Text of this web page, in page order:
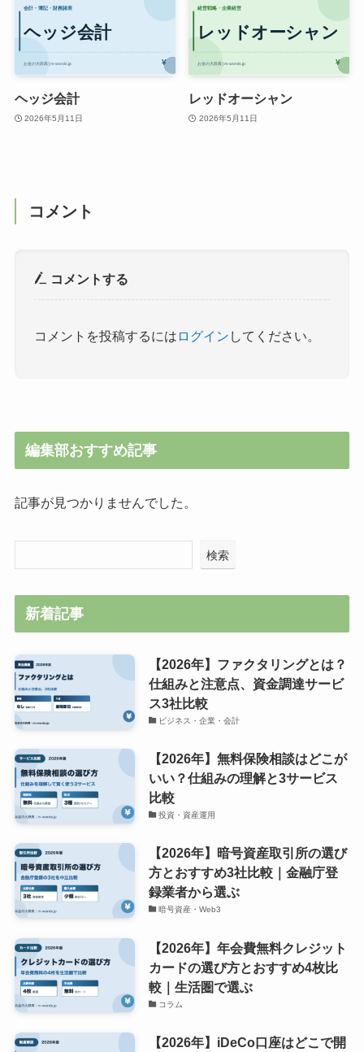
ヘッジ会計
2026年5月11日
レッドオーシャン
2026年5月11日
コメント
コメントする
コメントを投稿するには ログイン してください。
編集部おすすめ記事
記事が見つかりませんでした。
検索
新着記事
【2026年】ファクタリングとは？
仕組みと注意点、資金調達サービ
ス3社比較
ビジネス・企業・会計
【2026年】無料保険相談はどこが
いい？仕組みの理解と3サービス
比較
投資・資産運用
【2026年】暗号資産取引所の選び
方とおすすめ3社比較｜金融庁登
録業者から選ぶ
暗号資産・Web3
【2026年】年会費無料クレジット
カードの選び方とおすすめ4枚比
較｜生活圏で選ぶ
コラム
【2026年】iDeCo口座はどこで開